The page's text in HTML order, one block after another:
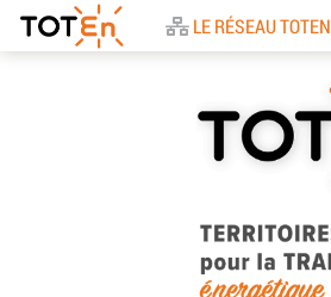
Accueil
LE RÉSEAU TOTEN